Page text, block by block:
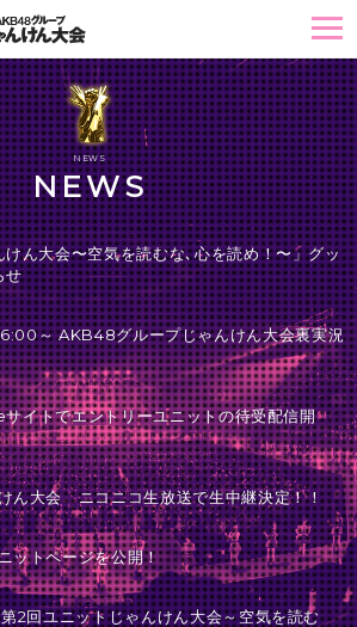
NEWS
NEWS
けん大会〜空気を読むな､心を読め！〜」グッ
せ
～ AKB48グループじゃんけん大会裏実況
イトでエントリーユニットの待受配信開
ん大会 ニコニコ生放送で生中継決定！！
ットページを公開！
2回ユニットじゃんけん大会～空気を読む